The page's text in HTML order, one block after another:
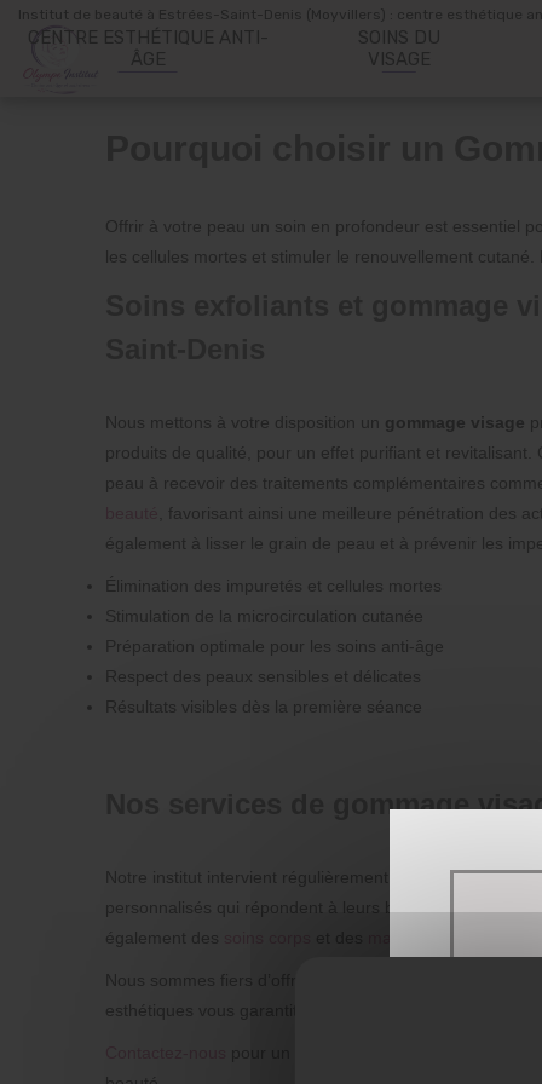
Institut de beauté à Estrées-Saint-Denis (Moyvillers) : centre esthétique
CENTRE ESTHÉTIQUE ANTI-
ÂGE
SOINS DU
VISAGE
Offrir à votre peau un soin en profondeur est essentiel
les cellules mortes et stimuler le renouvellement
Nous mettons à votre disposition un gommage visage
produits de qualité, pour un effet purifiant et revitalisant.
peau à recevoir des traitements complémentaires
, favorisant ainsi une meilleure pénétration des
également à lisser le grain de peau et à prévenir les
Élimination des impuretés et cellules mortes
Stimulation de la microcirculation cutanée
Préparation optimale pour les soins anti-âge
Respect des peaux sensibles et délicates
Résultats visibles dès la première séance
Nos services de gommage
Notre institut intervient régulièrement pour un
personnalisés qui répondent à leurs besoins
également des
Nous sommes fiers d’offrir un service de qualité à
esthétiques vous garantit un résultat à la hauteur de
pour un devis personnalisé ou pour
Panneau de gestion des cookies